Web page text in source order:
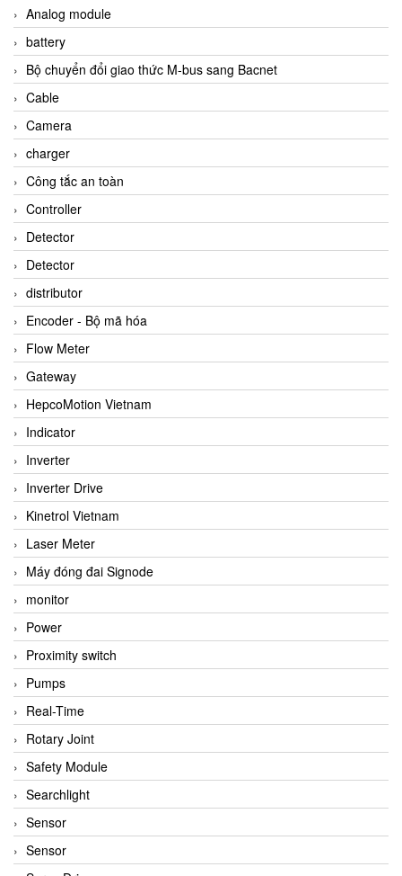
Analog module
battery
Bộ chuyển đổi giao thức M-bus sang Bacnet
Cable
Camera
charger
Công tắc an toàn
Controller
Detector
Detector
distributor
Encoder - Bộ mã hóa
Flow Meter
Gateway
HepcoMotion Vietnam
Indicator
Inverter
Inverter Drive
Kinetrol Vietnam
Laser Meter
Máy đóng đai Signode
monitor
Power
Proximity switch
Pumps
Real-Time
Rotary Joint
Safety Module
Searchlight
Sensor
Sensor